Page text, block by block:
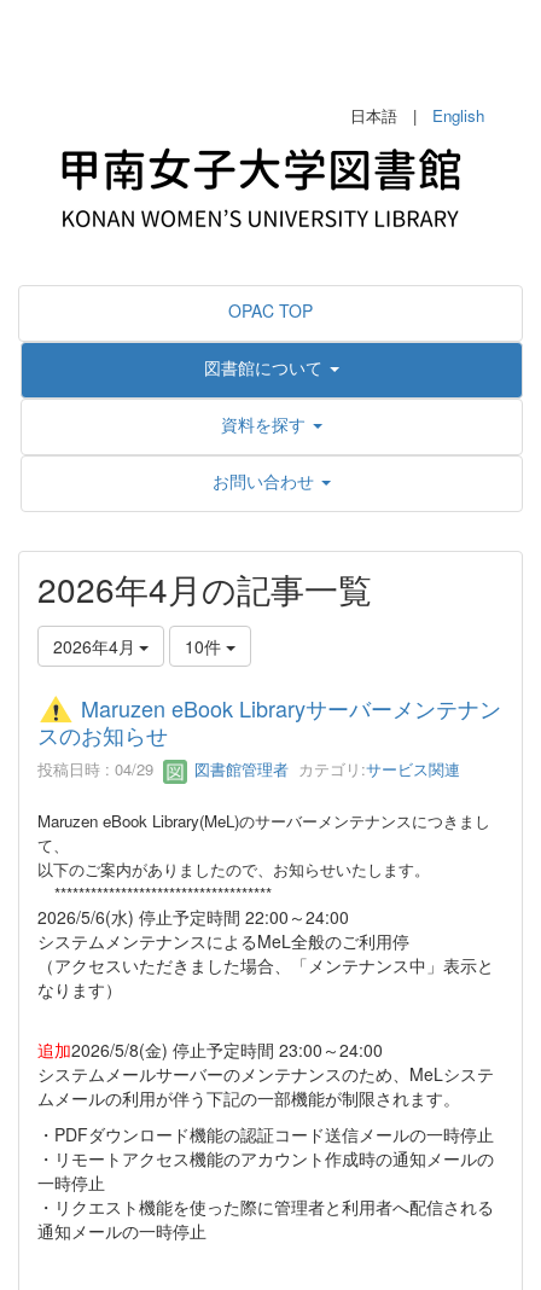
日本語 | English
OPAC TOP
図書館について
資料を探す
お問い合わせ
2026年4月の記事一覧
2026年4月 10件
Maruzen eBook Libraryサーバーメンテナン
スのお知らせ
投稿日時 : 04/29 図書館管理者 カテゴリ:サービス関連
Maruzen eBook Library(MeL)のサーバーメンテナンスにつきまし
て、
以下のご案内がありましたので、お知らせいたします。
************************************
2026/5/6(水) 停止予定時間 22:00～24:00
システムメンテナンスによるMeL全般のご利用停
（アクセスいただきました場合、「メンテナンス中」表示と
なります）
追加2026/5/8(金) 停止予定時間 23:00～24:00
システムメールサーバーのメンテナンスのため、MeLシステ
ムメールの利用が伴う下記の一部機能が制限されます。
・PDFダウンロード機能の認証コード送信メールの一時停止
・リモートアクセス機能のアカウント作成時の通知メールの
一時停止
・リクエスト機能を使った際に管理者と利用者へ配信される
通知メールの一時停止